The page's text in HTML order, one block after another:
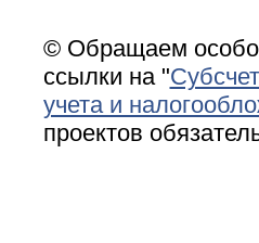
© Обращаем
ссылки на "
учета и
проектов